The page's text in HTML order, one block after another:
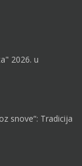
2026. u
snove“: Tradicija